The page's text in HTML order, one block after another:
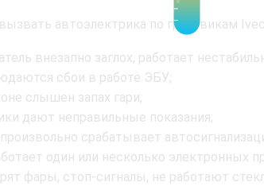
автоэлектрика по грузовикам
внезапно заглох, работает
сбои в работе ЭБУ;
слышен запах гари;
дают неправильные показания;
срабатывает
один или несколько электронных
фары, стоп-сигналы, не работают